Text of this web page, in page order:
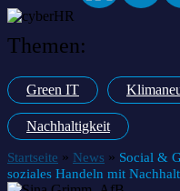
Themen:
Green IT
Nachhaltigkeit
Startseite » News » Social &
soziales Handeln mit